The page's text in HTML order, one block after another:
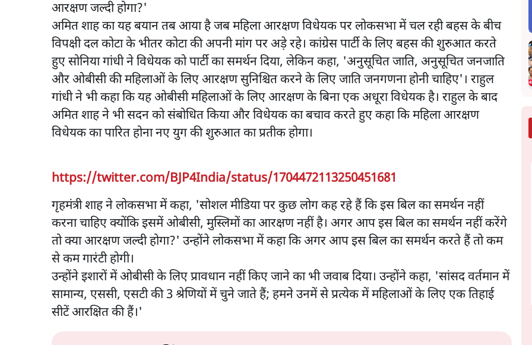
आरक्षण जल्दी होगा?'
अमित शाह का यह बयान तब आया है जब महिला आरक्षण विधेयक पर लोकसभा में चल रही बहस के बीच
विपक्षी दल कोटा के भीतर कोटा की अपनी मांग पर अड़े रहे। कांग्रेस पार्टी के लिए बहस की शुरुआत करते
हुए सोनिया गांधी ने विधेयक को पार्टी का समर्थन दिया, लेकिन कहा, 'अनुसूचित जाति, अनुसूचित जनजाति
और ओबीसी की महिलाओं के लिए आरक्षण सुनिश्चित करने के लिए जाति जनगणना होनी चाहिए'। राहुल
गांधी ने भी कहा कि यह ओबीसी महिलाओं के लिए आरक्षण के बिना एक अधूरा विधेयक है। राहुल के बाद
अमित शाह ने भी सदन को संबोधित किया और विधेयक का बचाव करते हुए कहा कि महिला आरक्षण
विधेयक का पारित होना नए युग की शुरुआत का प्रतीक होगा।
https://twitter.com/BJP4India/status/1704472113250451681
गृहमंत्री शाह ने लोकसभा में कहा, 'सोशल मीडिया पर कुछ लोग कह रहे हैं कि इस बिल का समर्थन नहीं
करना चाहिए क्योंकि इसमें ओबीसी, मुस्लिमों का आरक्षण नहीं है। अगर आप इस बिल का समर्थन नहीं करेंगे
तो क्या आरक्षण जल्दी होगा?' उन्होंने लोकसभा में कहा कि अगर आप इस बिल का समर्थन करते हैं तो कम
से कम गारंटी होगी।
उन्होंने इशारों में ओबीसी के लिए प्रावधान नहीं किए जाने का भी जवाब दिया। उन्होंने कहा, 'सांसद वर्तमान में
सामान्य, एससी, एसटी की 3 श्रेणियों में चुने जाते हैं; हमने उनमें से प्रत्येक में महिलाओं के लिए एक तिहाई
सीटें आरक्षित की हैं।'